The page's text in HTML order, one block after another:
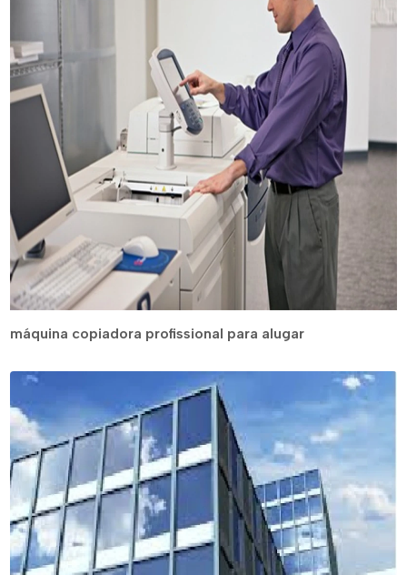
máquina copiadora profissional para alugar